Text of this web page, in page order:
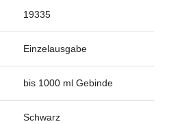
19335
Einzelausgabe
bis 1000 ml Gebinde
Schwarz